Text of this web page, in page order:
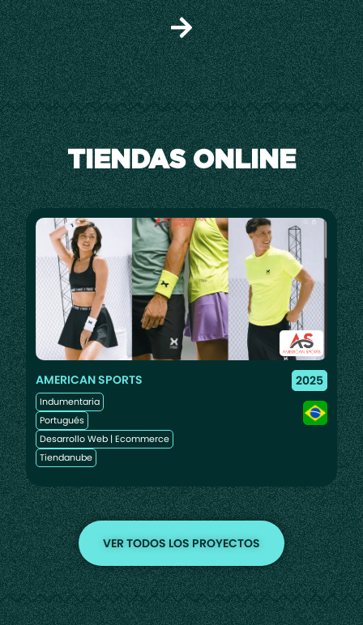
TIENDAS ONLINE
AMERICAN SPORTS
Indumentaria
Portugués
2025
Desarrollo Web | Ecommerce
Tiendanube
VER TODOS LOS PROYECTOS